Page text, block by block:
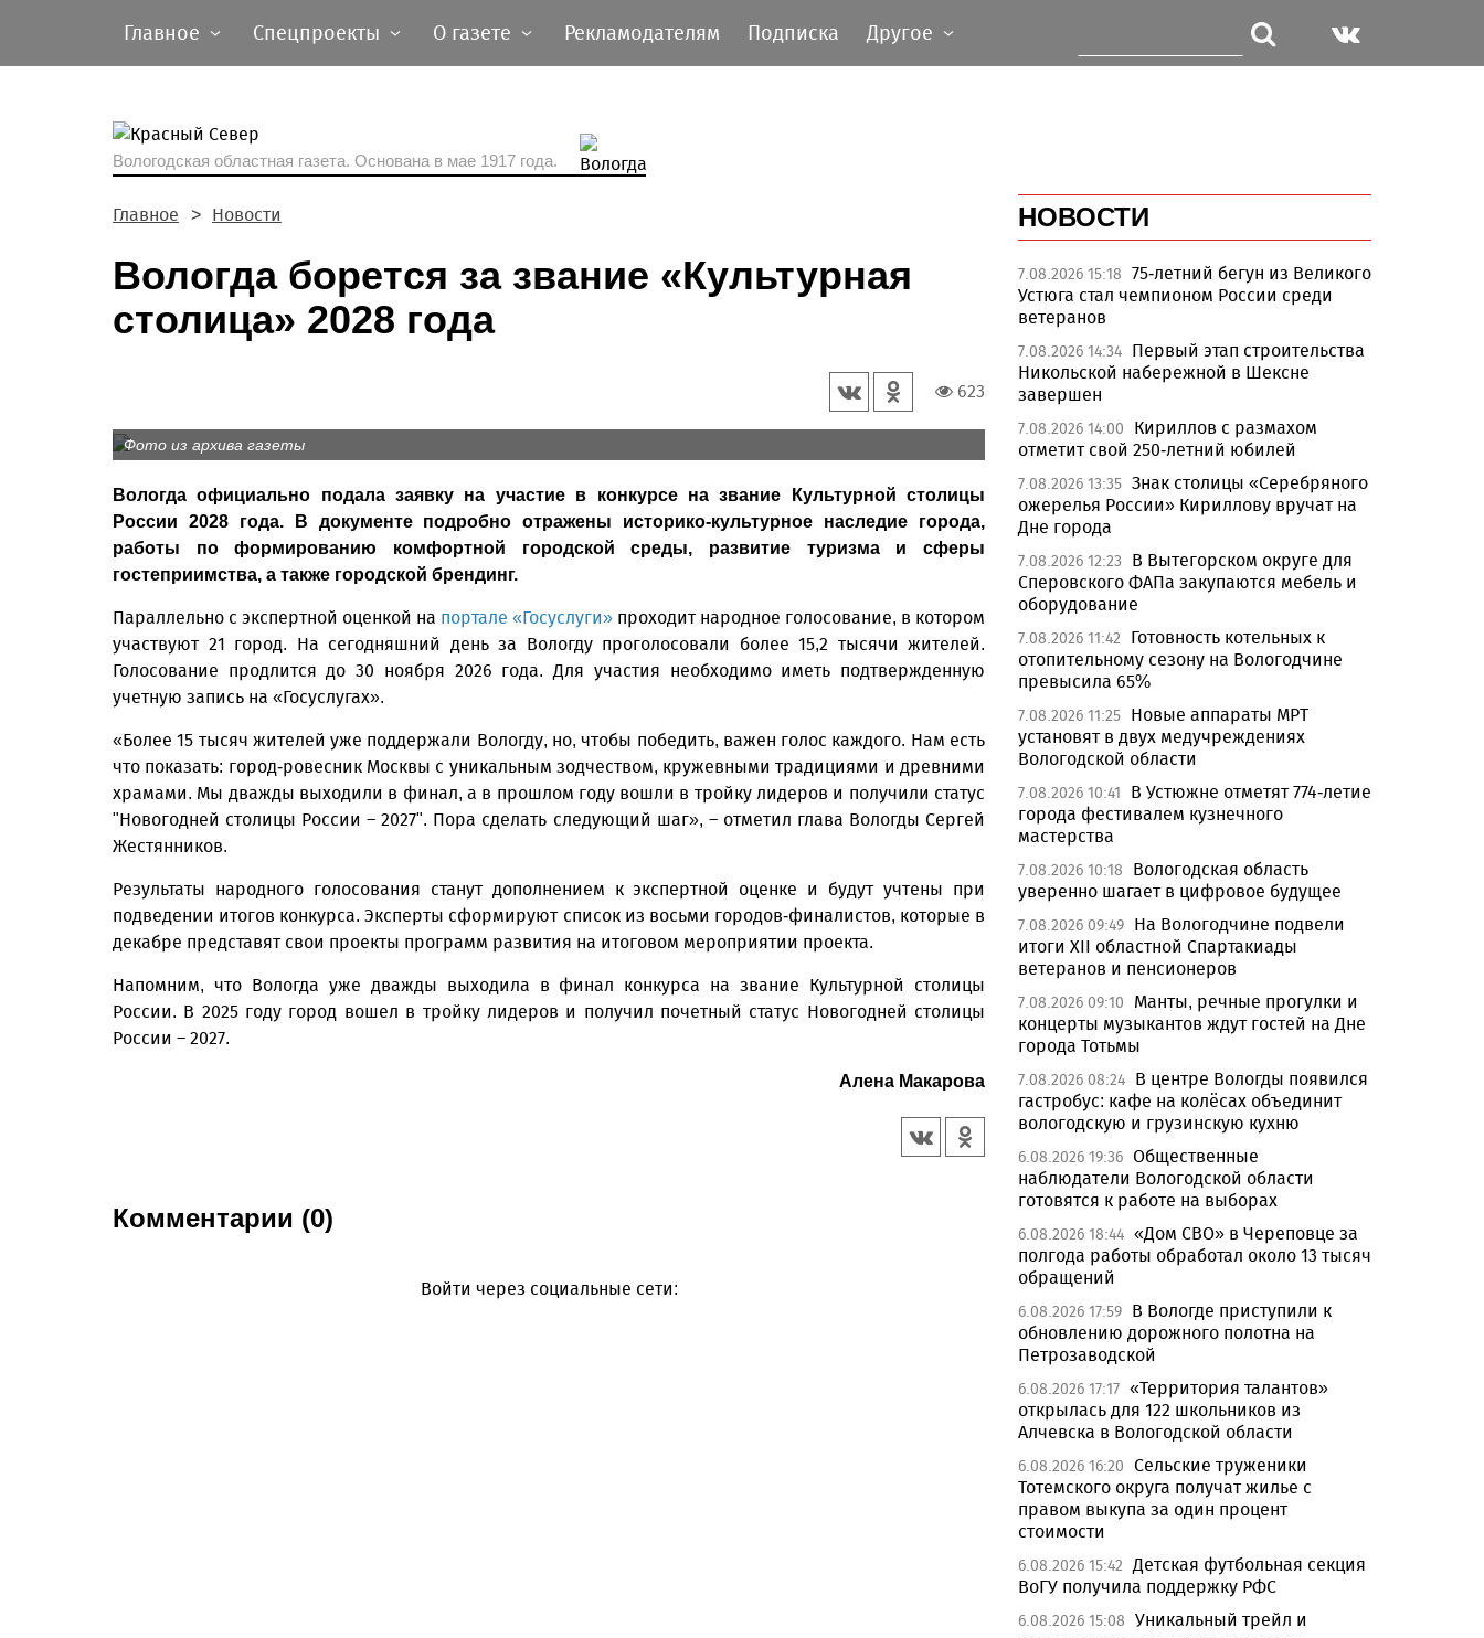
Главное Спецпроекты О газете Рекламодателям Подписка Другое
Вологодская областная газета. Основана в мае 1917 года.
Главное Новости
Вологда борется за звание «Культурная
столица» 2028 года
623
Фото из архива газеты
Вологда официально подала заявку на участие в конкурсе на звание Культурной столицы
России 2028 года. В документе подробно отражены историко-культурное наследие города,
работы по формированию комфортной городской среды, развитие туризма и сферы
гостеприимства, а также городской брендинг.
Параллельно с экспертной оценкой на портале «Госуслуги» проходит народное голосование, в котором
участвуют 21 город. На сегодняшний день за Вологду проголосовали более 15,2 тысячи жителей.
Голосование продлится до 30 ноября 2026 года. Для участия необходимо иметь подтвержденную
учетную запись на «Госуслугах».
«Более 15 тысяч жителей уже поддержали Вологду, но, чтобы победить, важен голос каждого. Нам есть
что показать: город-ровесник Москвы с уникальным зодчеством, кружевными традициями и древними
храмами. Мы дважды выходили в финал, а в прошлом году вошли в тройку лидеров и получили статус
"Новогодней столицы России – 2027". Пора сделать следующий шаг», – отметил глава Вологды Сергей
Жестянников.
Результаты народного голосования станут дополнением к экспертной оценке и будут учтены при
подведении итогов конкурса. Эксперты сформируют список из восьми городов-финалистов, которые в
декабре представят свои проекты программ развития на итоговом мероприятии проекта.
Напомним, что Вологда уже дважды выходила в финал конкурса на звание Культурной столицы
России. В 2025 году город вошел в тройку лидеров и получил почетный статус Новогодней столицы
России – 2027.
Алена Макарова
Комментарии (0)
Войти через социальные сети:
НОВОСТИ
7.08.2026 15:18 75-летний бегун из Великого
Устюга стал чемпионом России среди
ветеранов
7.08.2026 14:34 Первый этап строительства
Никольской набережной в Шексне
завершен
7.08.2026 14:00
Кириллов с размахом
отметит свой 250-летний юбилей
7.08.2026 13:35 Знак столицы «Серебряного
ожерелья России» Кириллову вручат на
Дне города
7.08.2026 12:23
В Вытегорском округе для
Сперовского ФАПа закупаются мебель и
оборудование
7.08.2026 11:42
Готовность котельных к
отопительному сезону на Вологодчине
превысила 65%
7.08.2026 11:25 Новые аппараты МРТ
установят в двух медучреждениях
Вологодской области
7.08.2026 10:41
В Устюжне отметят 774-летие
города фестивалем кузнечного
мастерства
7.08.2026 10:18
Вологодская область
уверенно шагает в цифровое будущее
7.08.2026 09:49 На Вологодчине подвели
итоги XII областной Спартакиады
ветеранов и пенсионеров
7.08.2026 09:10
Манты, речные прогулки и
концерты музыкантов ждут гостей на Дне
города Тотьмы
7.08.2026 08:24 В центре Вологды появился
гастробус: кафе на колёсах объединит
вологодскую и грузинскую кухню
6.08.2026 19:36 Общественные
наблюдатели Вологодской области
готовятся к работе на выборах
6.08.2026 18:44 «Дом СВО» в Череповце за
полгода работы обработал около 13 тысяч
обращений
6.08.2026 17:59 В Вологде приступили к
обновлению дорожного полотна на
Петрозаводской
6.08.2026 17:17 «Территория талантов»
открылась для 122 школьников из
Алчевска в Вологодской области
6.08.2026 16:20 Сельские труженики
Тотемского округа получат жилье с
правом выкупа за один процент
стоимости
6.08.2026 15:42 Детская футбольная секция
ВоГУ получила поддержку РФС
6.08.2026 15:08 Уникальный трейл и